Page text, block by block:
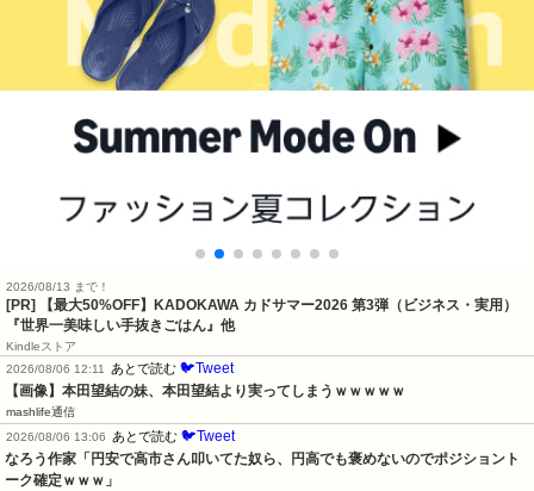
2026/08/13 まで！
[PR]
【最大50%OFF】KADOKAWA カドサマー2026 第3弾（ビジネス・実用）
『世界一美味しい手抜きごはん』他
Kindleストア
2026/08/06 12:11
あとで読む 🐦Tweet
【画像】本田望結の妹、本田望結より実ってしまうｗｗｗｗｗ
mashlife通信
2026/08/06 13:06
あとで読む 🐦Tweet
なろう作家「円安で高市さん叩いてた奴ら、円高でも褒めないのでポジショント
ーク確定ｗｗｗ」